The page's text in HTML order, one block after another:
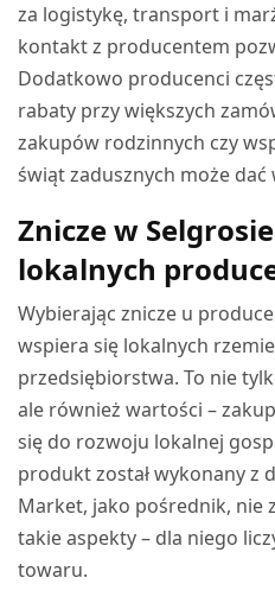
za logistykę, transport i
kontakt z producentem
Dodatkowo producenci
rabaty przy większych
zakupów rodzinnych czy
świąt zadusznych może
Znicze w
lokalnych
Wybierając znicze u
wspiera się lokalnych
przedsiębiorstwa. To nie
ale również wartości –
się do rozwoju lokalnej
produkt został wykonany z
Market, jako pośrednik, nie
takie aspekty – dla niego
towaru.